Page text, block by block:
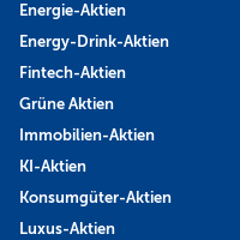
Energie-Aktien
Energy-Drink-Aktien
Fintech-Aktien
Grüne Aktien
Immobilien-Aktien
KI-Aktien
Konsumgüter-Aktien
Luxus-Aktien